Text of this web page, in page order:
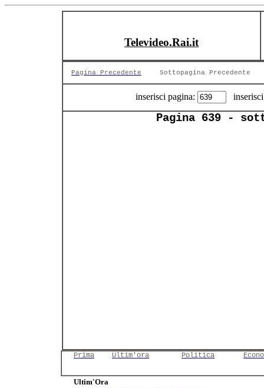
Televideo.Rai.it
Pagina Precedente Sottopagina Precedente
inserisci pagina:
Pagina 639 -
Prima Ultim'ora Politica
Ultim'Ora